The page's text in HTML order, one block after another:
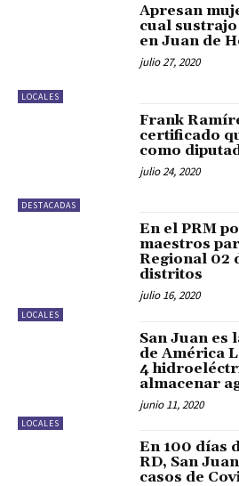
LOCALES
Apresan
cual sustrajo
en Juan de
julio 27, 2020
DESTACADAS
Frank
certificado
como
julio 24, 2020
LOCALES
En el PRM
maestros
Regional 02
distritos
julio 16, 2020
LOCALES
San Juan es
de América
4
almacenar
junio 11, 2020
En 100 días
RD, San
casos de